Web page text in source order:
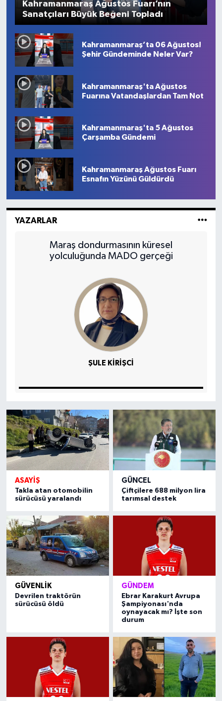
Kahramanmaraş Ağustos Fuarı’nın
Sanatçıları Büyük Beğeni Topladı
Kahramanmaraş’ta 06 Ağustos!
Şehir Gündeminde Neler Var?
Kahramanmaraş'ta Ağustos
Fuarına Vatandaşlardan Tam Not
Kahramanmaraş'ta 5 Ağustos
Çarşamba Gündemi
Kahramanmaraş Ağustos Fuarı
Esnafın Yüzünü Güldürdü
YAZARLAR
Maraş dondurmasının küresel
yolculuğunda MADO gerçeği
ŞULE KİRİŞCİ
ASAYIŞ
Takla atan otomobilin
sürücüsü yaralandı
GÜNCEL
Çiftçilere 688 milyon lira
tarımsal destek
GÜVENLIK
Devrilen traktörün
sürücüsü öldü
GÜNDEM
Ebrar Karakurt Avrupa
Şampiyonası'nda
oynayacak mı? İşte son
durum